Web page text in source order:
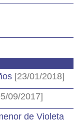
[23/01/2018]
09/2017]
de Violeta